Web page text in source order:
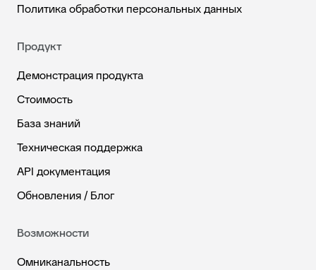
Политика обработки персональных данных
Продукт
Демонстрация продукта
Стоимость
База знаний
Техническая поддержка
API документация
Обновления / Блог
Возможности
Омниканальность